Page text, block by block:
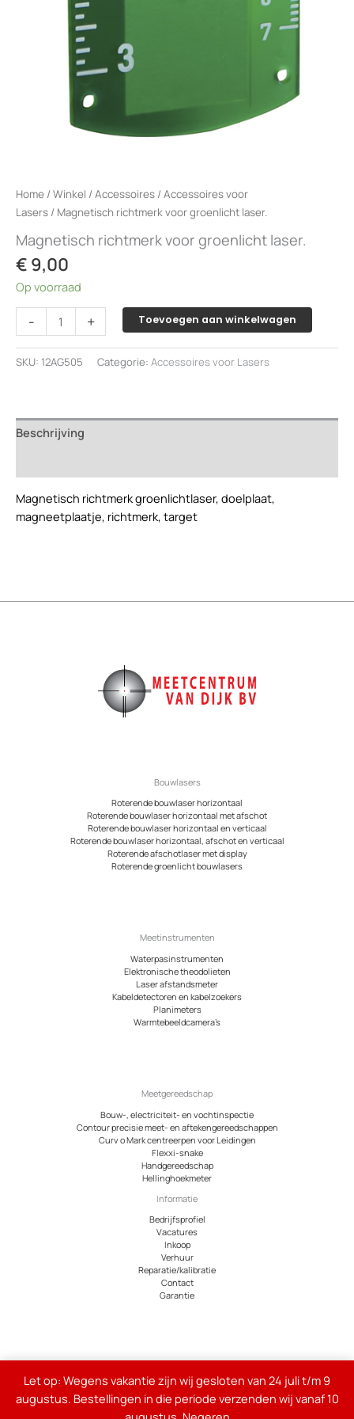
Let op: Wegens vakantie zijn wij gesloten van 24 juli t/m 9
augustus. Bestellingen in die periode verzenden wij vanaf 10
Home /Winkel /Accessoires /Accessoires voor
Lasers / Magnetisch richtmerk voor groenlicht laser.
Magnetisch richtmerk voor groenlicht laser.
€ 9,00
Op voorraad
-
Magnetisch
richtmerk
voor
groenlicht
+ Toevoegen aan winkelwagen
SKU: 12AG505 Categorie: Accessoires voor Lasers
Beschrijving
Magnetisch richtmerk groenlichtlaser, doelplaat,
magneetplaatje, richtmerk, target
Bouwlasers
Roterende bouwlaser horizontaal
Roterende bouwlaser horizontaal met afschot
Roterende bouwlaser horizontaal en verticaal
Roterende bouwlaser horizontaal, afschot en verticaal
Roterende afschotlaser met display
Roterende groenlicht bouwlasers
Meetinstrumenten
Waterpasinstrumenten
Elektronische theodolieten
Laser afstandsmeter
Kabeldetectoren en kabelzoekers
Planimeters
Warmtebeeldcamera’s
Meetgereedschap
Bouw-, electriciteit- en vochtinspectie
Contour precisie meet- en aftekengereedschappen
Curv o Mark centreerpen voor Leidingen
Flexxi-snake
Handgereedschap
Hellinghoekmeter
Informatie
Bedrijfsprofiel
Vacatures
Inkoop
Verhuur
Reparatie/kalibratie
Contact
Garantie
Alle genoemde bedragen op de site zijn exclusief 21% btw